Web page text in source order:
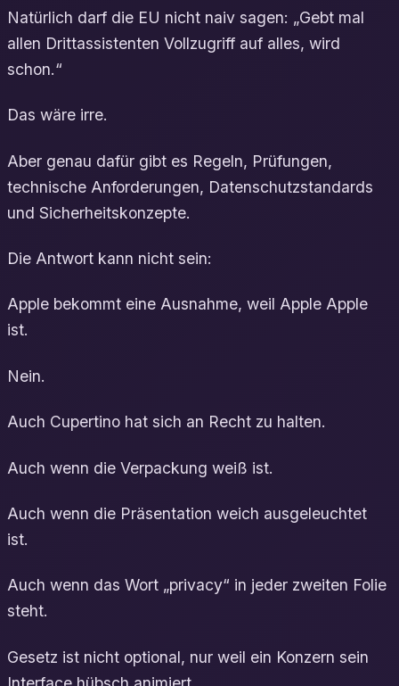
Natürlich darf die EU nicht naiv sagen: „Gebt mal
allen Drittassistenten Vollzugriff auf alles, wird
schon.“
Das wäre irre.
Aber genau dafür gibt es Regeln, Prüfungen,
technische Anforderungen, Datenschutzstandards
und Sicherheitskonzepte.
Die Antwort kann nicht sein:
Apple bekommt eine Ausnahme, weil Apple Apple
ist.
Nein.
Auch Cupertino hat sich an Recht zu halten.
Auch wenn die Verpackung weiß ist.
Auch wenn die Präsentation weich ausgeleuchtet
ist.
Auch wenn das Wort „privacy“ in jeder zweiten Folie
steht.
Gesetz ist nicht optional, nur weil ein Konzern sein